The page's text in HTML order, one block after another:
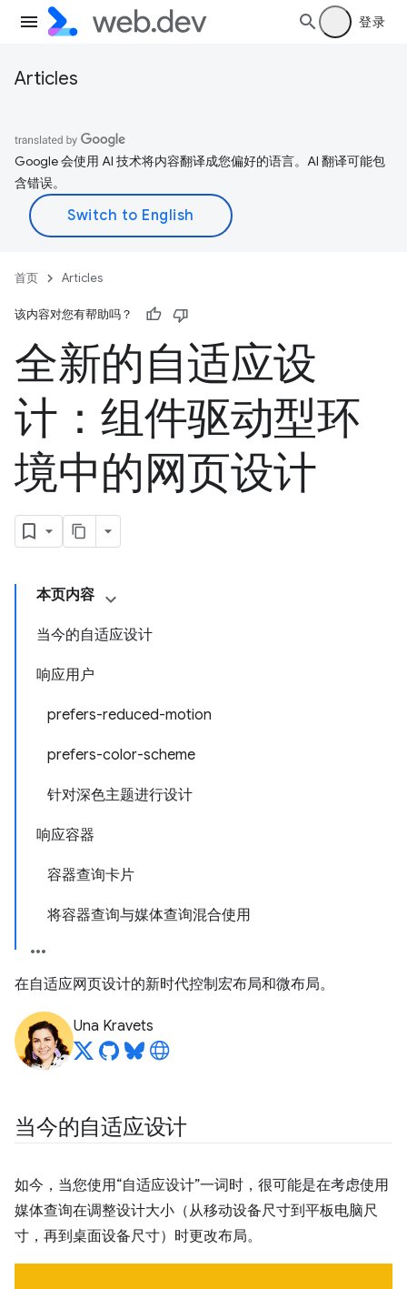
登录
Articles
Google 会使用 AI 技术将内容翻译成您偏好的语言。AI 翻译可能包
含错误。
首页 Articles
该内容对您有帮助吗？
全新的自适应设
计：组件驱动型环
境中的网页设计
本页内容
当今的自适应设计
响应用户
prefers-reduced-motion
prefers-color-scheme
针对深色主题进行设计
响应容器
容器查询卡片
将容器查询与媒体查询混合使用
在自适应网页设计的新时代控制宏布局和微布局。
Una Kravets
当今的自适应设计
如今，当您使用“自适应设计”一词时，很可能是在考虑使用
媒体查询在调整设计大小（从移动设备尺寸到平板电脑尺
寸，再到桌面设备尺寸）时更改布局。